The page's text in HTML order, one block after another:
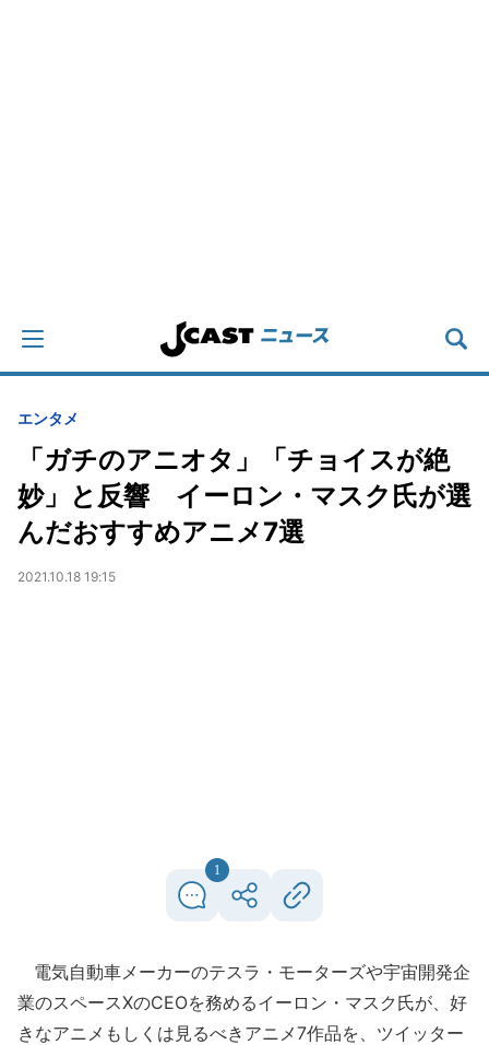
エンタメ
「ガチのアニオタ」「チョイスが絶
妙」と反響 イーロン・マスク氏が選
んだおすすめアニメ7選
2021.10.18 19:15
1
電気自動車メーカーのテスラ・モーターズや宇宙開発企
業のスペースXのCEOを務めるイーロン・マスク氏が、好
きなアニメもしくは見るべきアニメ7作品を、ツイッター